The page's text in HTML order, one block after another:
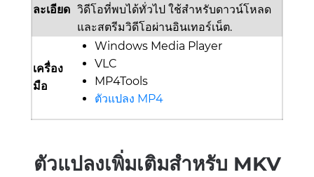
ละเอียด วิดีโอที่พบได้ทั่วไป ใช้สำหรับดาวน์โหลด
และสตรีมวิดีโอผ่านอินเทอร์เน็ต.
เครื่อง
มือ
Windows Media Player
VLC
MP4Tools
ตัวแปลง MP4
ตัวแปลงเพิ่มเติมสำหรับ MKV